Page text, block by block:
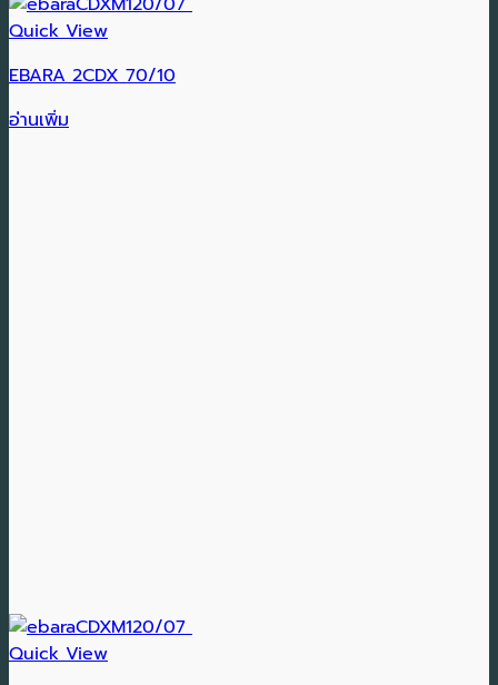
Quick View
EBARA 2CDX 70/10
อ่านเพิ่ม
Quick View